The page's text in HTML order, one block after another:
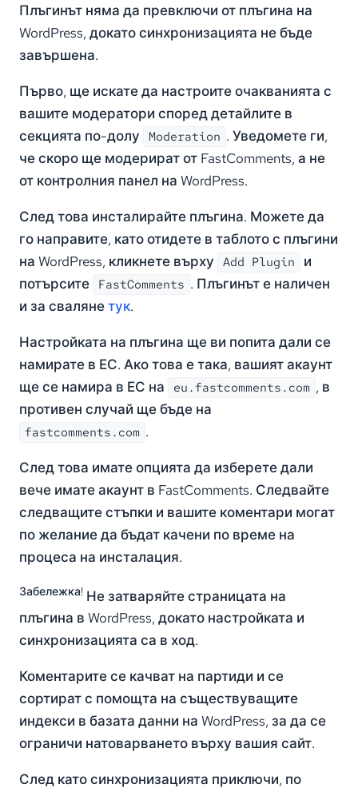
Плъгинът няма да превключи от плъгина на
WordPress, докато синхронизацията не бъде
завършена.
Първо, ще искате да настроите очакванията с
вашите модератори според детайлите в
секцията по-долу Moderation . Уведомете ги,
че скоро ще модерират от FastComments, а не
от контролния панел на WordPress.
След това инсталирайте плъгина. Можете да
го направите, като отидете в таблото с плъгини
на WordPress, кликнете върху Add Plugin
и
потърсите FastComments . Плъгинът е наличен
и за свалянетук.
Настройката на плъгина ще ви попита дали се
намирате в ЕС. Ако това е така, вашият акаунт
ще се намира в ЕС на
eu.fastcomments.com , в
противен случай ще бъде на
fastcomments.com .
След това имате опцията да изберете дали
вече имате акаунт в FastComments. Следвайте
следващите стъпки и вашите коментари могат
по желание да бъдат качени по време на
процеса на инсталация.
Забележка! Не затваряйте страницата на
плъгина в WordPress, докато настройката и
синхронизацията са в ход.
Коментарите се качват на партиди и се
сортират с помощта на съществуващите
индекси в базата данни на WordPress, за да се
ограничи натоварването върху вашия сайт.
След като синхронизацията приключи, по